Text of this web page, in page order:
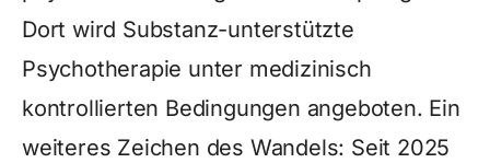
Dort wird Substanz-unterstützte
Psychotherapie unter medizinisch
kontrollierten Bedingungen angeboten. Ein
weiteres Zeichen des Wandels: Seit 2025